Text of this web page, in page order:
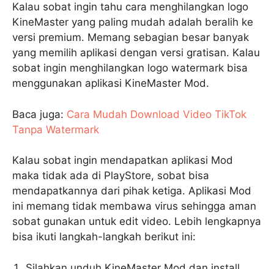
Kalau sobat ingin tahu cara menghilangkan logo
KineMaster yang paling mudah adalah beralih ke
versi premium. Memang sebagian besar banyak
yang memilih aplikasi dengan versi gratisan. Kalau
sobat ingin menghilangkan logo watermark bisa
menggunakan aplikasi KineMaster Mod.
Baca juga: Cara Mudah Download Video TikTok
Tanpa Watermark
Kalau sobat ingin mendapatkan aplikasi Mod
maka tidak ada di PlayStore, sobat bisa
mendapatkannya dari pihak ketiga. Aplikasi Mod
ini memang tidak membawa virus sehingga aman
sobat gunakan untuk edit video. Lebih lengkapnya
bisa ikuti langkah-langkah berikut ini: